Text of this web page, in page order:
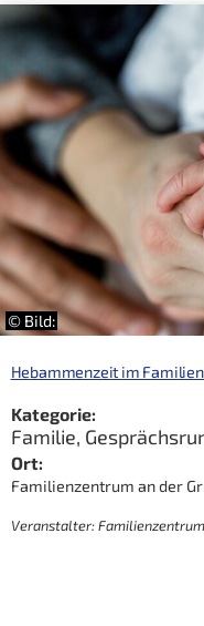
© Bild:
Hebammenzeit im
Kategorie:
Familie,
Ort:
Familienzentrum an der
Veranstalter: